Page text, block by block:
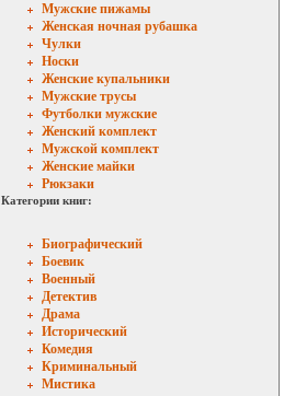
Мужские пижамы
Женская ночная рубашка
Чулки
Носки
Женские купальники
Мужские трусы
Футболки мужские
Женский комплект
Мужской комплект
Женские майки
Рюкзаки
Категории книг:
Биографический
Боевик
Военный
Детектив
Драма
Исторический
Комедия
Криминальный
Мистика